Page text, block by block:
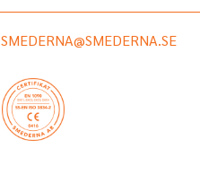
SMEDERNA@SMEDERNA.SE